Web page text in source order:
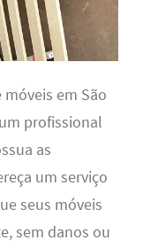
em São
profissional
as
um serviço
seus móveis
sem danos ou